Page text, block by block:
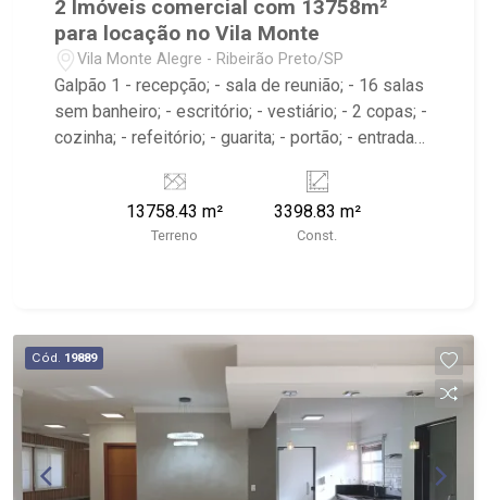
2 Imóveis comercial com 13758m²
para locação no Vila Monte
Vila Monte Alegre - Ribeirão Preto/SP
Galpão 1 - recepção; - sala de reunião; - 16 salas
sem banheiro; - escritório; - vestiário; - 2 copas; -
cozinha; - refeitório; - guarita; - portão; - entrada
descarga; - depósito; - lava rápido para caminhão
e ônibus; - área de serviço; - sacadas com
banheiro; - barracão; Galpão 2 - sala de reunião; -
descarga; - depósito; - barracão; - Próximo à
Avenida Bandeirantes, USP e Academia
LPFitness;
13758.43 m²
Terreno
3398.83 m²
Const.
Cód. 19889